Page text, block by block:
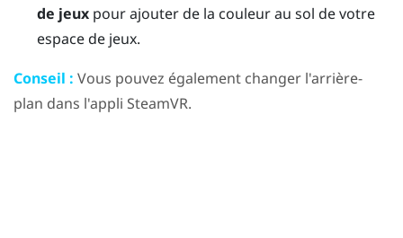
de jeuxpour ajouter de la couleur au sol de votre
espace de jeux.
Conseil : Vous pouvez également changer l'arrière-
plan dans l'appli SteamVR.